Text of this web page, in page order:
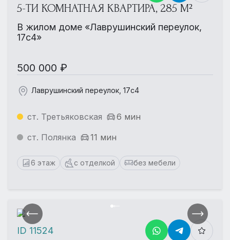
5-ТИ КОМНАТНАЯ КВАРТИРА, 285 М²
В жилом доме «Лаврушинский переулок,
17с4»
500 000 ₽
Лаврушинский переулок, 17с4
ст. Третьяковская
6 мин
ст. Полянка
11 мин
6 этаж с отделкой без мебели
ID 11524